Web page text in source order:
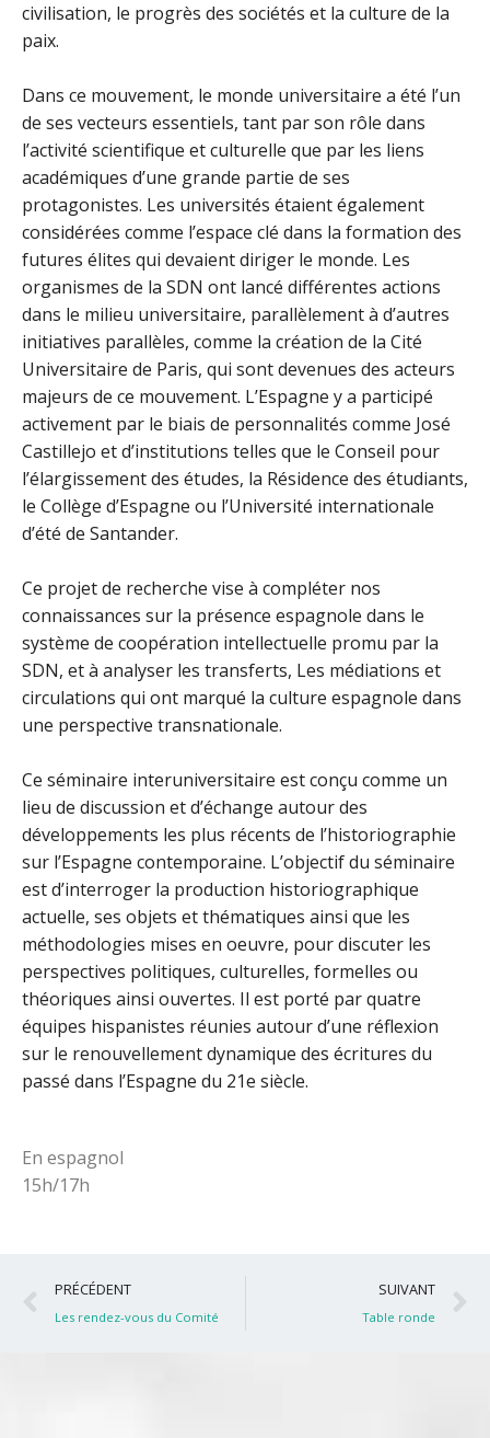
civilisation, le progrès des sociétés et la culture de la
paix.
Dans ce mouvement, le monde universitaire a été l’un
de ses vecteurs essentiels, tant par son rôle dans
l’activité scientifique et culturelle que par les liens
académiques d’une grande partie de ses
protagonistes. Les universités étaient également
considérées comme l’espace clé dans la formation des
futures élites qui devaient diriger le monde. Les
organismes de la SDN ont lancé différentes actions
dans le milieu universitaire, parallèlement à d’autres
initiatives parallèles, comme la création de la Cité
Universitaire de Paris, qui sont devenues des acteurs
majeurs de ce mouvement. L’Espagne y a participé
activement par le biais de personnalités comme José
Castillejo et d’institutions telles que le Conseil pour
l’élargissement des études, la Résidence des étudiants,
le Collège d’Espagne ou l’Université internationale
d’été de Santander.
Ce projet de recherche vise à compléter nos
connaissances sur la présence espagnole dans le
système de coopération intellectuelle promu par la
SDN, et à analyser les transferts, Les médiations et
circulations qui ont marqué la culture espagnole dans
une perspective transnationale.
Ce séminaire interuniversitaire est conçu comme un
lieu de discussion et d’échange autour des
développements les plus récents de l’historiographie
sur l’Espagne contemporaine. L’objectif du séminaire
est d’interroger la production historiographique
actuelle, ses objets et thématiques ainsi que les
méthodologies mises en oeuvre, pour discuter les
perspectives politiques, culturelles, formelles ou
théoriques ainsi ouvertes. Il est porté par quatre
équipes hispanistes réunies autour d’une réflexion
sur le renouvellement dynamique des écritures du
passé dans l’Espagne du 21e siècle.
En espagnol
15h/17h
Précédent
PRÉCÉDENT
Les rendez-vous du Comité
SUIVANT
Table ronde